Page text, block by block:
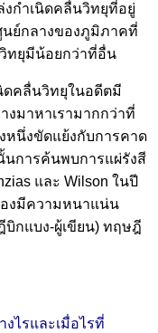
งกำเนิดคลื่นวิทยุที่อยู่
นย์กลางของภูมิภาคที่
ทยุมีน้อยกว่าที่อื่น
ดคลื่นวิทยุในอดีตมี
งมาหาเรามากกว่าที่
หนึ่งขัดแย้งกับการคาด
การค้นพบการแผ่รังสี
และ Wilson ในปี
องมีความหนาแน่น
กแบง-ผู้เขียน) ทฤษฎี
ไรและเมื่อไรที่